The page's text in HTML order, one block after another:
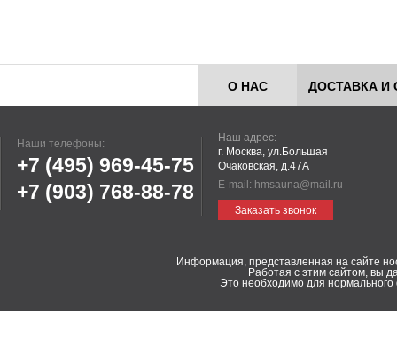
О НАС ДОСТАВКА И
Наши телефоны:
+7 (495) 969-45-75
+7 (903) 768-88-78
Наш адрес:
г. Москва, ул.Большая
Очаковская, д.47А
E-mail: hmsauna@mail.ru
Заказать звонок
Информация, представленная на сайте
Работая с этим сайтом, вы
Это необходимо для